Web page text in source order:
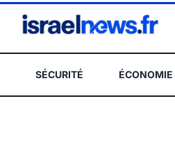
SÉCURITÉ ÉCONOMIE